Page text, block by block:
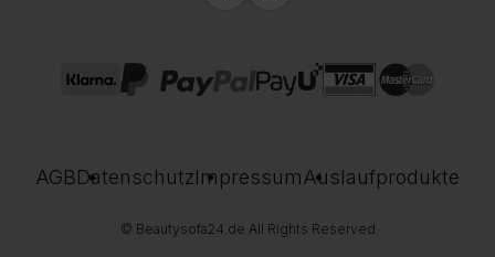
AGBDatenschutzImpressumAuslaufprodukte
© Beautysofa24.de All Rights Reserved